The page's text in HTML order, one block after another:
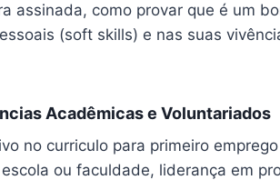
assinada, como provar que é um
(soft skills) e nas suas
Acadêmicas e Voluntariados
no curriculo para primeiro
ou faculdade, liderança em